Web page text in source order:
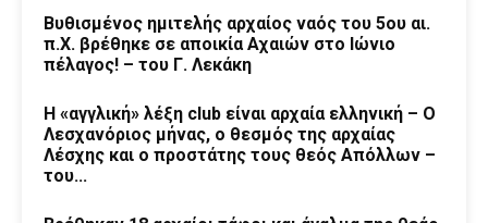
Βυθισμένος ημιτελής αρχαίος ναός του 5ου αι.
π.Χ. βρέθηκε σε αποικία Αχαιών στο Ιώνιο
πέλαγος! – του Γ. Λεκάκη
H «αγγλική» λέξη club είναι αρχαία ελληνική – Ο
Λεσχανόριος μήνας, ο θεσμός της αρχαίας
Λέσχης και ο προστάτης τους θεός Απόλλων –
του...